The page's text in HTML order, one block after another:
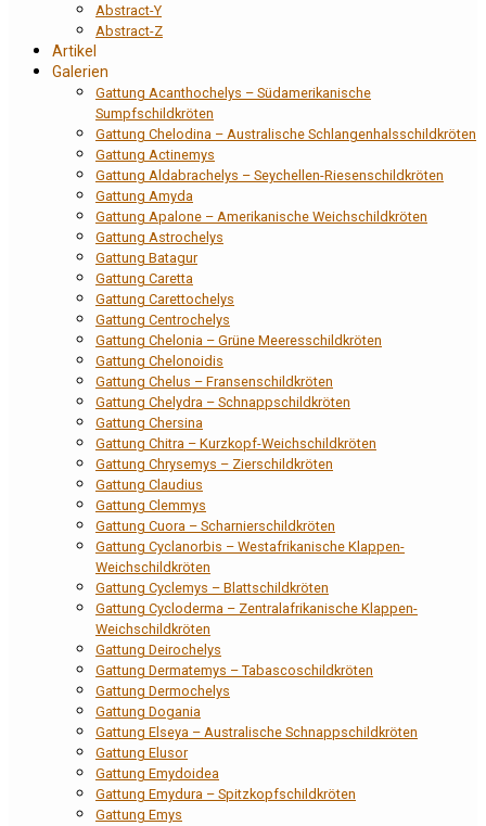
Abstract-Y
Abstract-Z
Artikel
Galerien
Gattung Acanthochelys – Südamerikanische
Sumpfschildkröten
Gattung Chelodina – Australische Schlangenhalsschildkröten
Gattung Actinemys
Gattung Aldabrachelys – Seychellen-Riesenschildkröten
Gattung Amyda
Gattung Apalone – Amerikanische Weichschildkröten
Gattung Astrochelys
Gattung Batagur
Gattung Caretta
Gattung Carettochelys
Gattung Centrochelys
Gattung Chelonia – Grüne Meeresschildkröten
Gattung Chelonoidis
Gattung Chelus – Fransenschildkröten
Gattung Chelydra – Schnappschildkröten
Gattung Chersina
Gattung Chitra – Kurzkopf-Weichschildkröten
Gattung Chrysemys – Zierschildkröten
Gattung Claudius
Gattung Clemmys
Gattung Cuora – Scharnierschildkröten
Gattung Cyclanorbis – Westafrikanische Klappen-
Weichschildkröten
Gattung Cyclemys – Blattschildkröten
Gattung Cycloderma – Zentralafrikanische Klappen-
Weichschildkröten
Gattung Deirochelys
Gattung Dermatemys – Tabascoschildkröten
Gattung Dermochelys
Gattung Dogania
Gattung Elseya – Australische Schnappschildkröten
Gattung Elusor
Gattung Emydoidea
Gattung Emydura – Spitzkopfschildkröten
Gattung Emys